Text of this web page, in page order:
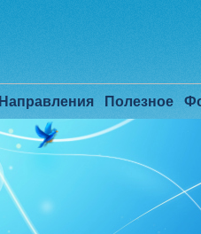
Направления Полезное